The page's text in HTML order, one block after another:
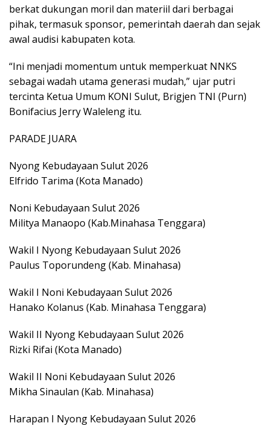
berkat dukungan moril dan materiil dari berbagai
pihak, termasuk sponsor, pemerintah daerah dan sejak
awal audisi kabupaten kota.
“Ini menjadi momentum untuk memperkuat NNKS
sebagai wadah utama generasi mudah,” ujar putri
tercinta Ketua Umum KONI Sulut, Brigjen TNI (Purn)
Bonifacius Jerry Waleleng itu.
PARADE JUARA
Nyong Kebudayaan Sulut 2026
Elfrido Tarima (Kota Manado)
Noni Kebudayaan Sulut 2026
Militya Manaopo (Kab.Minahasa Tenggara)
Wakil I Nyong Kebudayaan Sulut 2026
Paulus Toporundeng (Kab. Minahasa)
Wakil I Noni Kebudayaan Sulut 2026
Hanako Kolanus (Kab. Minahasa Tenggara)
Wakil II Nyong Kebudayaan Sulut 2026
Rizki Rifai (Kota Manado)
Wakil II Noni Kebudayaan Sulut 2026
Mikha Sinaulan (Kab. Minahasa)
Harapan I Nyong Kebudayaan Sulut 2026